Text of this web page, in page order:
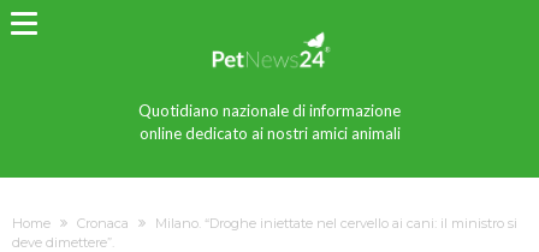
Quotidiano nazionale di informazione
online dedicato ai nostri amici animali
Home Cronaca
Milano. “Droghe iniettate nel cervello ai cani: il ministro si
deve dimettere”.